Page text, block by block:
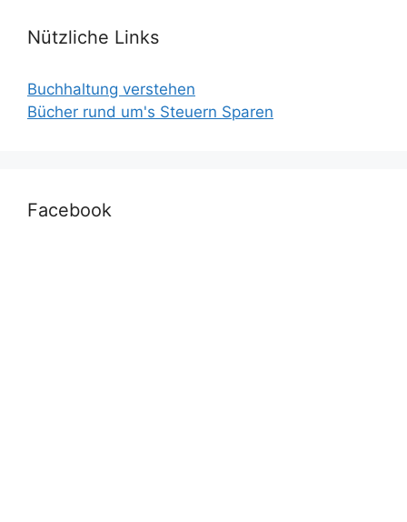
Nützliche Links
Buchhaltung verstehen
Bücher rund um's Steuern Sparen
Facebook